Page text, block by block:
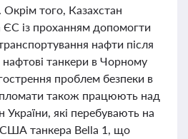
того, Казахстан
із проханням допомогти
нафти після
нафтові танкери в Чорному
проблем безпеки в
також працюють над
які перебувають на
США танкера Bella 1, що